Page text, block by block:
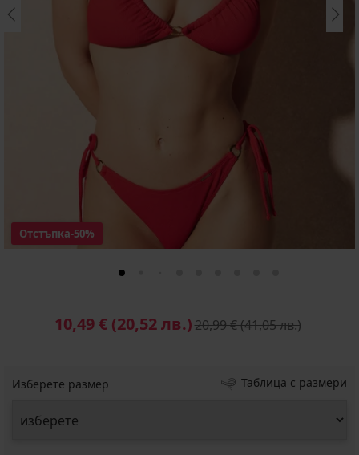
Отстъпка-50%
10,49 € (20,52 лв.)20,99 €(41,05 лв.)
Изберете размер Таблица с размери